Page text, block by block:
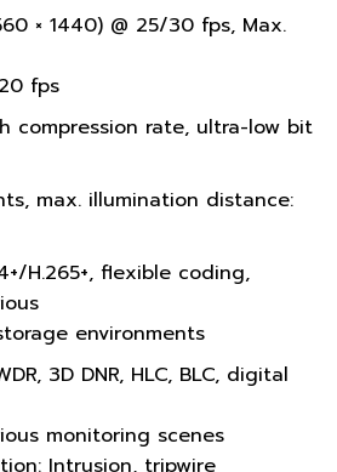
× 1440) @ 25/30 fps, Max.
fps
compression rate, ultra-low bit
max. illumination distance:
H.265+, flexible coding,
environments
3D DNR, HLC, BLC, digital
monitoring scenes